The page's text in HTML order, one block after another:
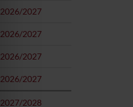
2026/2027
2026/2027
2026/2027
2026/2027
2027/2028